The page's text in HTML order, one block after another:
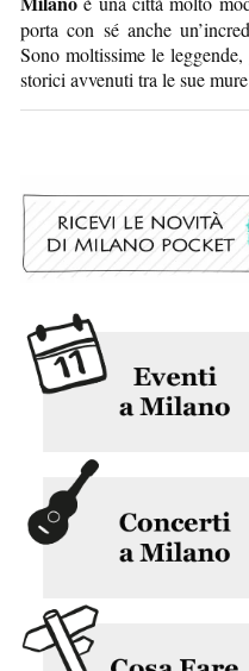
porta con sé anche
Sono moltissime le
storici avvenuti tra le sue